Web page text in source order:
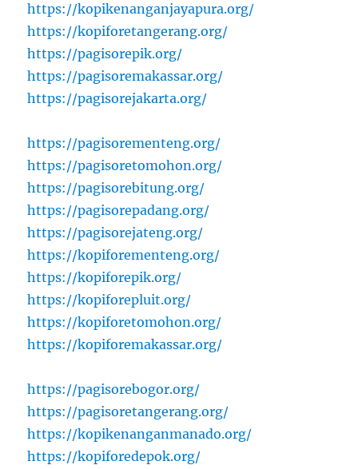
https://kopikenanganjayapura.org/
https://kopiforetangerang.org/
https://pagisorepik.org/
https://pagisoremakassar.org/
https://pagisorejakarta.org/
https://pagisorementeng.org/
https://pagisoretomohon.org/
https://pagisorebitung.org/
https://pagisorepadang.org/
https://pagisorejateng.org/
https://kopiforementeng.org/
https://kopiforepik.org/
https://kopiforepluit.org/
https://kopiforetomohon.org/
https://kopiforemakassar.org/
https://pagisorebogor.org/
https://pagisoretangerang.org/
https://kopikenanganmanado.org/
https://kopiforedepok.org/